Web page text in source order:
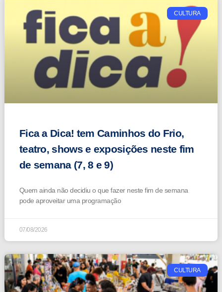
CULTURA
Fica a Dica! tem Caminhos do Frio,
teatro, shows e exposições neste fim
de semana (7, 8 e 9)
Quem ainda não decidiu o que fazer neste fim de semana
pode aproveitar uma programação
07/08/2026
CULTURA